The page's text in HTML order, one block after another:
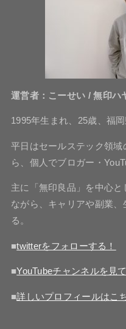
運営者：こーせい / 無印ハ
1995年生まれ、25歳、福
平日はセールステック領
ら、個人でブロガー・
主に「無印良品」を中心
ながら、キャリアや副業
る。
■twitterをフォローする！
■YouTubeチャンネルを見
■詳しいプロフィールはこ